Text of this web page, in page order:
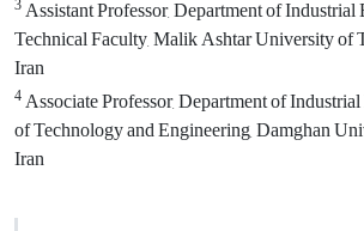
3Assistant Professor, Department of Industrial
Technical Faculty, Malik Ashtar University of
Iran
4Associate Professor, Department of
of Technology and Engineering, Damghan
Iran